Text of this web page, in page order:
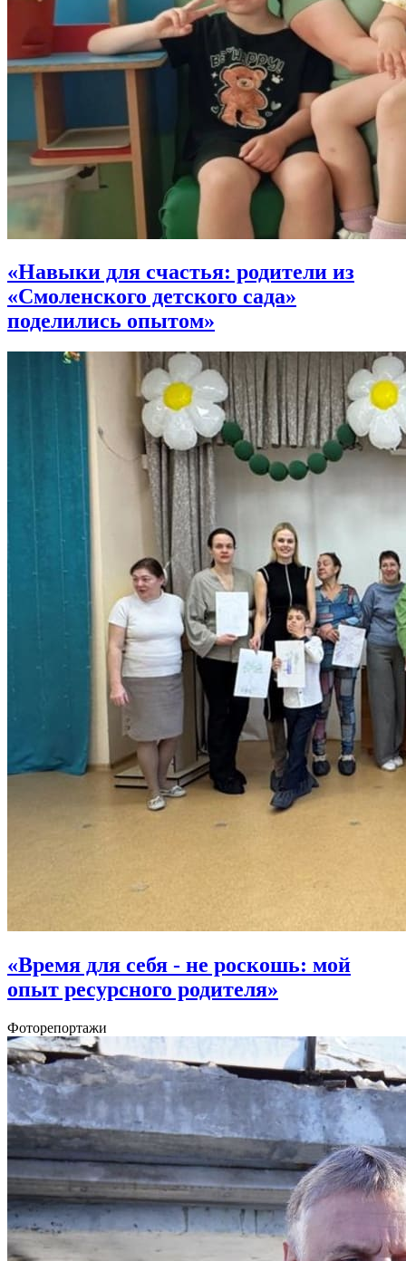
«Навыки для счастья: родители из
«Смоленского детского сада»
поделились опытом»
«Время для себя - не роскошь: мой
опыт ресурсного родителя»
Фоторепортажи